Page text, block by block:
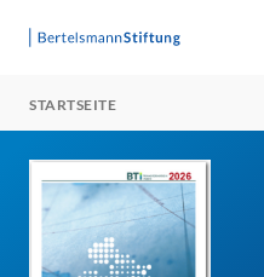
STARTSEITE